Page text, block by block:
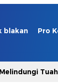
blakan Pro
Melindungi